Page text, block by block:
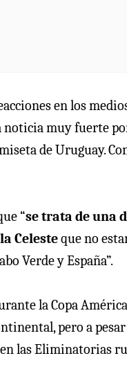
en los
noticia muy fuerte
de Uruguay.
“se trata de una
Celesteque no
Verde y España”.
la Copa
pero a
las Eliminatorias